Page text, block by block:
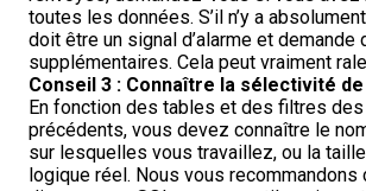
toutes les données. S’il n’y a
doit être un signal d’alarme et demande
supplémentaires. Cela peut vraiment
Conseil 3 : Connaître la sélectivité
En fonction des tables et des filtres
précédents, vous devez connaître le
sur lesquelles vous travaillez, ou la
logique réel. Nous vous recommandons